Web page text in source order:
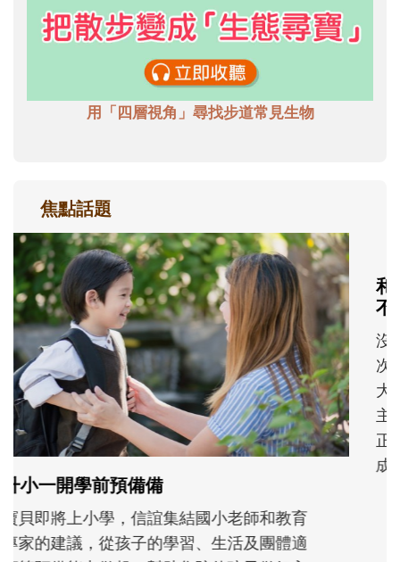
用「四層視角」尋找步道常見生物
焦點話題
和孩子一起長大的那個男人│讀懂父親的
不同模樣
沒有人天生就擅長當爸爸！男人總是在一次